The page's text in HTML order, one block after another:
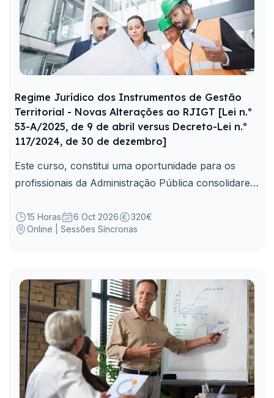
Regime Jurídico dos Instrumentos de Gestão
Territorial - Novas Alterações ao RJIGT [Lei n.º
53-A/2025, de 9 de abril versus Decreto-Lei n.º
117/2024, de 30 de dezembro]
Este curso, constitui uma oportunidade para os
profissionais da Administração Pública consolidarem
destes importantes diplomas legais.
15 Horas 6 Oct 2026
320€
Online | Sessões Síncronas